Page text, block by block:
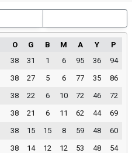
O G B M A Y
P
38 31 1 6 95 36
94
38 27 5 6 77 35
86
38 22 6 10 72 46
72
38 21 6 11 62 44
69
38 15 15 8 59 48
60
38 14 12 12 53 48
54